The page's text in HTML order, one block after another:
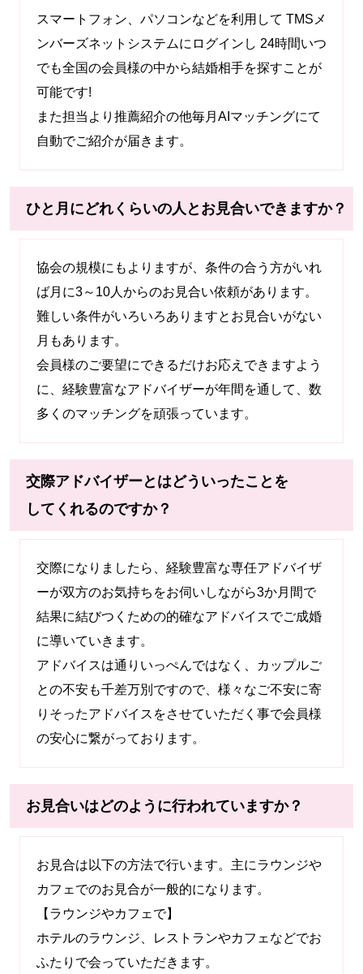
スマートフォン、パソコンなどを利用して TMSメ
ンバーズネットシステムにログインし 24時間いつ
でも全国の会員様の中から結婚相手を探すことが
可能です!
また担当より推薦紹介の他毎月AIマッチングにて
自動でご紹介が届きます。
ひと月にどれくらいの人とお見合いできますか？
協会の規模にもよりますが、条件の合う方がいれ
ば月に3～10人からのお見合い依頼があります。
難しい条件がいろいろありますとお見合いがない
月もあります。
会員様のご要望にできるだけお応えできますよう
に、経験豊富なアドバイザーが年間を通して、数
多くのマッチングを頑張っています。
交際アドバイザーとはどういったことを
してくれるのですか？
交際になりましたら、経験豊富な専任アドバイザ
ーが双方のお気持ちをお伺いしながら3か月間で
結果に結びつくための的確なアドバイスでご成婚
に導いていきます。
アドバイスは通りいっぺんではなく、カップルご
との不安も千差万別ですので、様々なご不安に寄
りそったアドバイスをさせていただく事で会員様
の安心に繋がっております。
お見合いはどのように行われていますか？
お見合は以下の方法で行います。主にラウンジや
カフェでのお見合が一般的になります。
【ラウンジやカフェで】
ホテルのラウンジ、レストランやカフェなどでお
ふたりで会っていただきます。